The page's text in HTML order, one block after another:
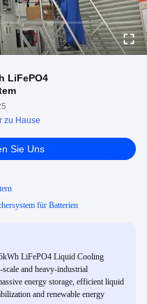
LiFePO4
zu Hause
Sie Uns
für Batterien
LiFePO4 Liquid Cooling
and heavy-industrial
energy storage, efficient liquid
and renewable energy